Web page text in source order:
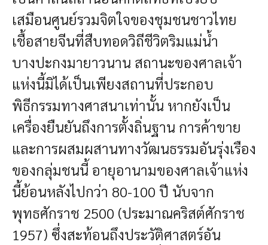
เสมือนศูนย์รวมจิตใจของชุมชนชาวไทย
เชื้อสายจีนที่สืบทอดวิถีชีวิตริมแม่น้ำ
บางปะกงมายาวนาน สถานะของศาลเจ้า
แห่งนี้มิได้เป็นเพียงสถานที่ประกอบ
พิธีกรรมทางศาสนาเท่านั้น หากยังเป็น
เครื่องยืนยันถึงการตั้งถิ่นฐาน การค้าขาย
และการผสมผสานทางวัฒนธรรมอันรุ่งเรือง
ของกลุ่มชนนี้ อายุอานามของศาลเจ้าแห่ง
นี้ย้อนหลังไปกว่า 80-100 ปี นับจาก
พุทธศักราช 2500 (ประมาณคริสต์ศักราช
1957) ซึ่งสะท้อนถึงประวัติศาสตร์อัน